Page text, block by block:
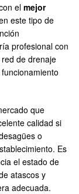
el mejor
este tipo de
profesional con
de drenaje
que
calidad si
o
Es
el estado de
atascos y
adecuada.